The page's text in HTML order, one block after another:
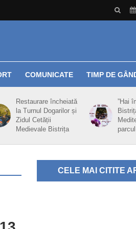
COMUNICATE TIMP DE
Restaurare încheiată
la Turnul Dogarilor și
Zidul Cetății
Medievale Bistrița
”Hai
CELE MAI CITITE